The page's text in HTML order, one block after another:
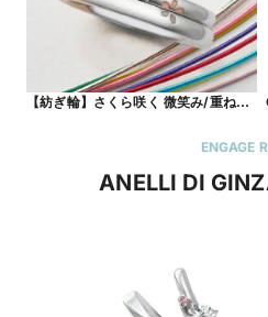
【紡ぎ輪】さくら咲く 微笑み/重ねる
ENGAGE
ANELLI DI